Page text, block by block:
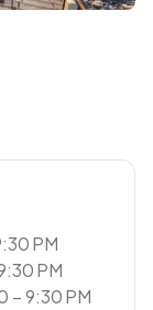
PM
PM
– 9:30 PM